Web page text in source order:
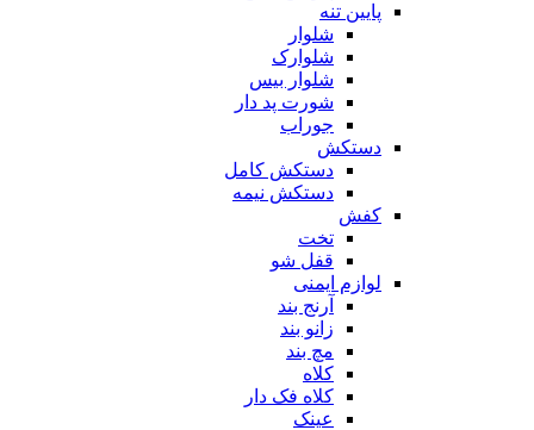
پایین تنه
شلوار
شلوارک
شلوار بیس
شورت پد دار
جوراب
دستکش
دستکش کامل
دستکش نیمه
کفش
تخت
قفل شو
لوازم ایمنی
آرنج بند
زانو بند
مچ بند
کلاه
کلاه فک دار
عینک